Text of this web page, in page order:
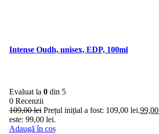
Intense Oudh, unisex, EDP, 100ml
Evaluat la 0 din 5
0 Recenzii
109,00lei Prețul inițial a fost: 109,00 lei.99,00
este: 99,00 lei.
Adaugă în coș